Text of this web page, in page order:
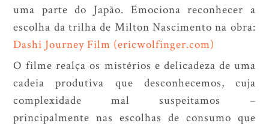
uma parte do Japão. Emociona reconhecer a
escolha da trilha de Milton Nascimento na obra:
Dashi Journey Film (ericwolfinger.com)
O filme realça os mistérios e delicadeza de uma
cadeia produtiva que desconhecemos, cuja
complexidade mal suspeitamos –
principalmente nas escolhas de consumo que